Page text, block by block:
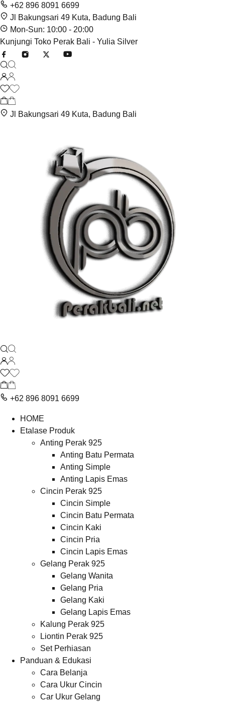
+62 896 8091 6699
Jl Bakungsari 49 Kuta, Badung Bali
Mon-Sun: 10:00 - 20:00
Kunjungi Toko Perak Bali - Yulia Silver
Jl Bakungsari 49 Kuta, Badung Bali
+62 896 8091 6699
HOME
Etalase Produk
Anting Perak 925
Anting Batu Permata
Anting Simple
Anting Lapis Emas
Cincin Perak 925
Cincin Simple
Cincin Batu Permata
Cincin Kaki
Cincin Pria
Cincin Lapis Emas
Gelang Perak 925
Gelang Wanita
Gelang Pria
Gelang Kaki
Gelang Lapis Emas
Kalung Perak 925
Liontin Perak 925
Set Perhiasan
Panduan & Edukasi
Cara Belanja
Cara Ukur Cincin
Car Ukur Gelang